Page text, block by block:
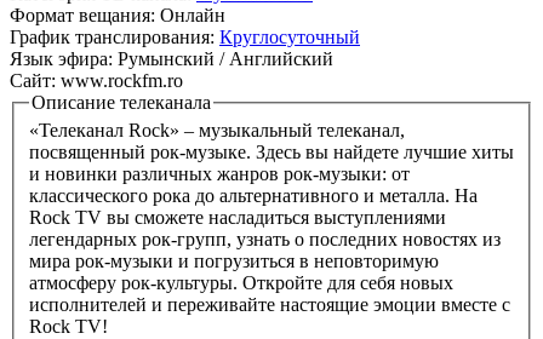
Формат вещания: Онлайн
График транслирования: Круглосуточный
Язык эфира: Румынский / Английский
Сайт: www.rockfm.ro
Описание телеканала
«Телеканал Rock» – музыкальный телеканал,
посвященный рок-музыке. Здесь вы найдете лучшие хиты
и новинки различных жанров рок-музыки: от
классического рока до альтернативного и металла. На
Rock TV вы сможете насладиться выступлениями
легендарных рок-групп, узнать о последних новостях из
мира рок-музыки и погрузиться в неповторимую
атмосферу рок-культуры. Откройте для себя новых
исполнителей и переживайте настоящие эмоции вместе с
Rock TV!